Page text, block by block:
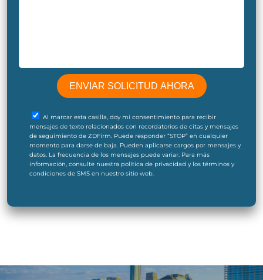
Al marcar esta casilla, doy mi consentimiento para recibir
mensajes de texto relacionados con recordatorios de citas y mensajes
de seguimiento de ZDFirm. Puede responder “STOP” en cualquier
momento para darse de baja. Pueden aplicarse cargos por mensajes y
datos. La frecuencia de los mensajes puede variar. Para más
información, consulte nuestra política de privacidad y los términos y
condiciones de SMS en nuestro sitio web.